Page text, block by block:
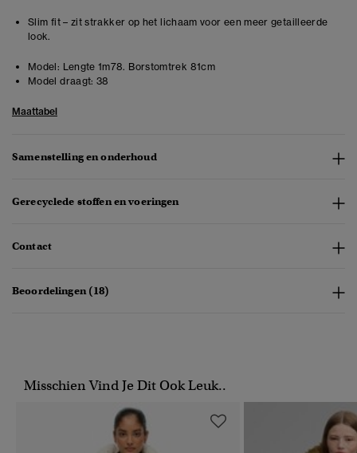
Slim fit – zit strakker op het lichaam voor een meer getailleerde
look.
Model: Lengte 1m78. Borstomtrek 81cm
Model draagt: 38
Maattabel
Samenstelling en onderhoud
Gerecyclede stoffen en voeringen
Contact
Beoordelingen (18)
Misschien Vind Je Dit Ook Leuk..